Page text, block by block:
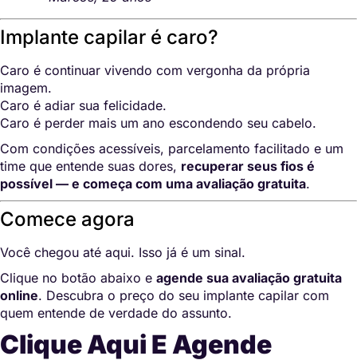
Implante capilar é caro?
Caro é continuar vivendo com vergonha da própria
imagem.
Caro é adiar sua felicidade.
Caro é perder mais um ano escondendo seu cabelo.
Com condições acessíveis, parcelamento facilitado e um
time que entende suas dores, recuperar seus fios é
possível — e começa com uma avaliação gratuita.
Comece agora
Você chegou até aqui. Isso já é um sinal.
Clique no botão abaixo e agende sua avaliação gratuita
online. Descubra o preço do seu implante capilar com
quem entende de verdade do assunto.
Clique Aqui E Agende